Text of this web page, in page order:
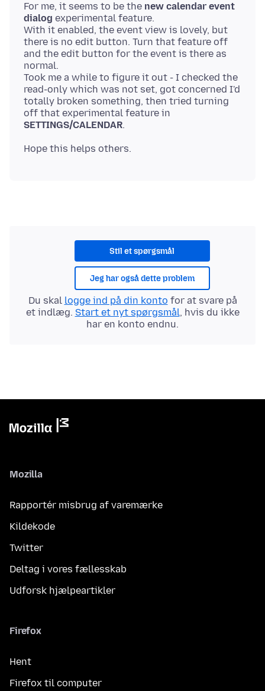
For me, it seems to be the new calendar event
dialog experimental feature.
With it enabled, the event view is lovely, but
there is no edit button. Turn that feature off
and the edit button for the event is there as
normal.
Took me a while to figure it out - I checked the
read-only which was not set, got concerned I'd
totally broken something, then tried turning
off that experimental feature in
SETTINGS/CALENDAR
Stil et spørgsmål
Jeg har også dette problem
Du skal logge ind på din konto for at svare på
et indlæg. Start et nyt spørgsmål, hvis du ikke
har en konto endnu.
Mozilla
Rapportér misbrug af varemærke
Kildekode
Twitter
Deltag i vores fællesskab
Udforsk hjælpeartikler
Firefox
Hent
Firefox til computer